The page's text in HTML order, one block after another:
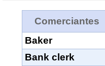
Comerciantes
Baker
Bank clerk